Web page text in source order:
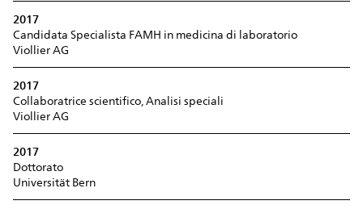
2017
Candidata Specialista FAMH in medicina di laboratorio
Viollier AG
2017
Collaboratrice scientifico, Analisi speciali
Viollier AG
2017
Dottorato
Universität Bern